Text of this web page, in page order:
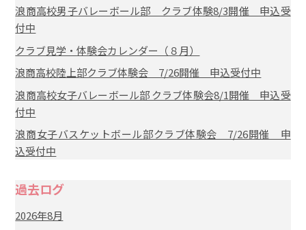
浪商高校男子バレーボール部 クラブ体験8/3開催 申込受
付中
クラブ見学・体験会カレンダー（８月）
浪商高校陸上部クラブ体験会 7/26開催 申込受付中
浪商高校女子バレーボール部 クラブ体験会8/1開催 申込受
付中
浪商女子バスケットボール部クラブ体験会 7/26開催 申
込受付中
過去ログ
2026年8月